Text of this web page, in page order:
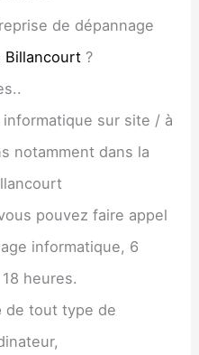
de dépannage
Billancourt ?
sur site / à
notamment dans la
pouvez faire appel
informatique, 6
heures.
de tout type de